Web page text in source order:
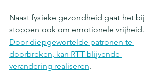
Naast fysieke gezondheid gaat het bij
stoppen ook om emotionele vrijheid.
Door diepgewortelde patronen te
doorbreken, kan RTT blijvende
verandering realiseren.